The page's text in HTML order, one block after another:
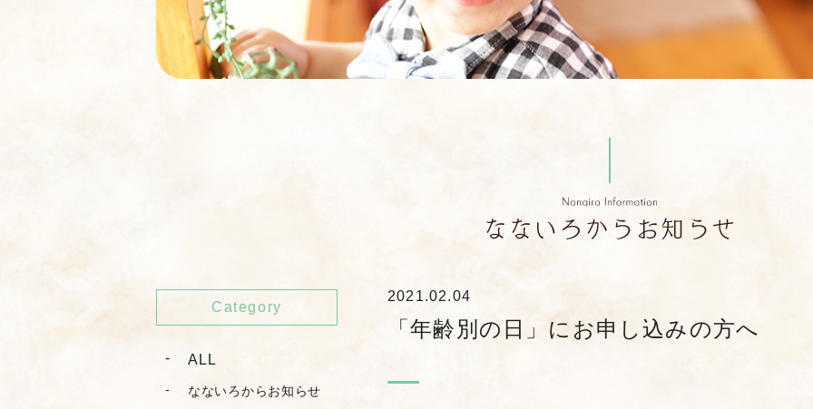
2021.02.04
「年齢別の日」にお申し込みの方へ
Category
ALL
なないろからお知らせ